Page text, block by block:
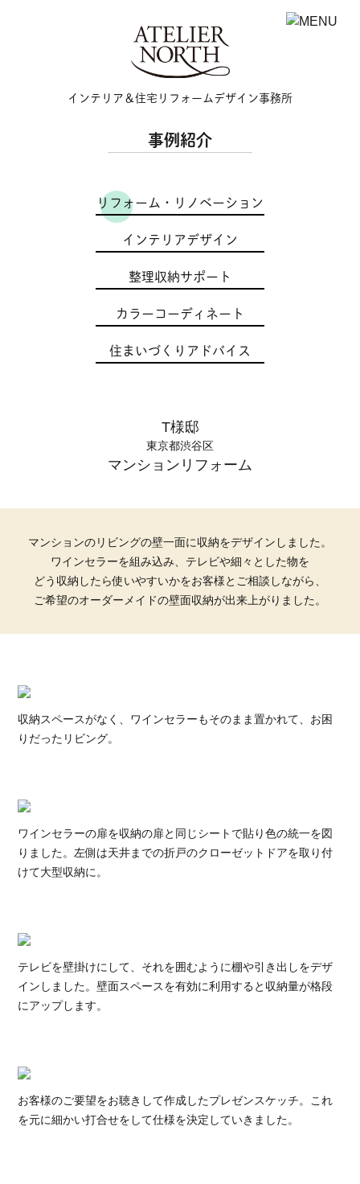
インテリア＆住宅リフォームデザイン事務所
事例紹介
リフォーム・リノベーション
インテリアデザイン
整理収納サポート
カラーコーディネート
住まいづくりアドバイス
T様邸
東京都渋谷区
マンションリフォーム
マンションのリビングの壁一面に収納をデザインしました。
ワインセラーを組み込み、テレビや細々とした物を
どう収納したら使いやすいかをお客様とご相談しながら、
ご希望のオーダーメイドの壁面収納が出来上がりました。
収納スペースがなく、ワインセラーもそのまま置かれて、お困
りだったリビング。
ワインセラーの扉を収納の扉と同じシートで貼り色の統一を図
りました。左側は天井までの折戸のクローゼットドアを取り付
けて大型収納に。
テレビを壁掛けにして、それを囲むように棚や引き出しをデザ
インしました。壁面スペースを有効に利用すると収納量が格段
にアップします。
お客様のご要望をお聴きして作成したプレゼンスケッチ。これ
を元に細かい打合せをして仕様を決定していきました。